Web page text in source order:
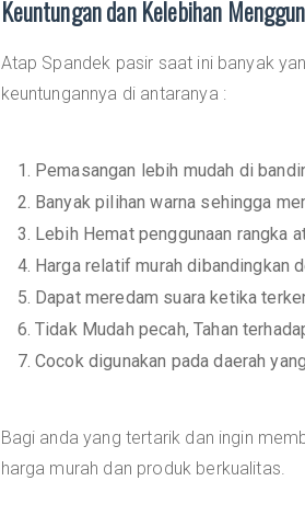
Keuntungan dan Kelebihan
Atap Spandek pasir saat ini banyak
keuntungannya di antaranya :
1. Pemasangan lebih mudah di
2. Banyak pilihan warna sehingga
3. Lebih Hemat penggunaan rangka
4. Harga relatif murah dibandingkan
5. Dapat meredam suara ketika
6. Tidak Mudah pecah, Tahan
7. Cocok digunakan pada daerah
Bagi anda yang tertarik dan ingin
harga murah dan produk berkualitas.